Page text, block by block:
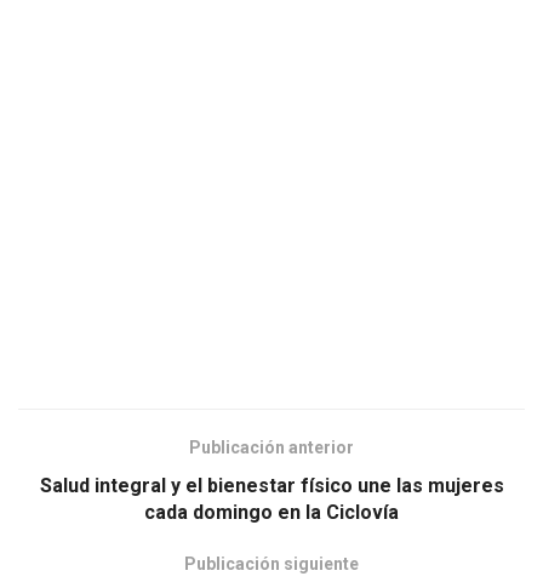
Publicación anterior
Salud integral y el bienestar físico une las mujeres
cada domingo en la Ciclovía
Publicación siguiente